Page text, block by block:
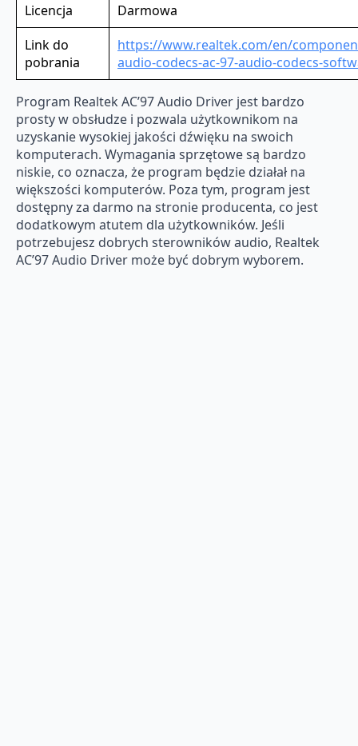
Licencja
Darmowa
Link do
pobrania
https://www.realtek.com/en/
audio-codecs-ac-97-audio-codecs-
Program Realtek AC’97 Audio Driver jest bardzo
prosty w obsłudze i pozwala użytkownikom na
uzyskanie wysokiej jakości dźwięku na swoich
komputerach. Wymagania sprzętowe są bardzo
niskie, co oznacza, że program będzie działał na
większości komputerów. Poza tym, program jest
dostępny za darmo na stronie producenta, co jest
dodatkowym atutem dla użytkowników. Jeśli
potrzebujesz dobrych sterowników audio, Realtek
AC’97 Audio Driver może być dobrym wyborem.